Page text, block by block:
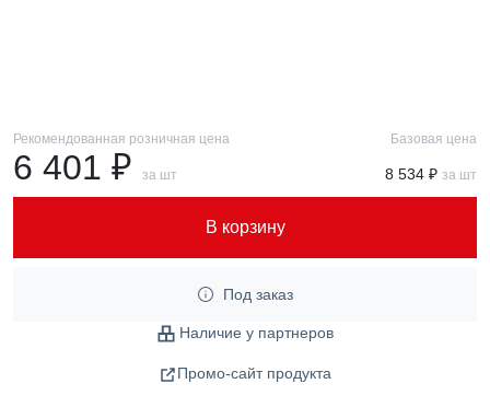
Рекомендованная розничная цена
6 401 ₽ за шт
Базовая цена
8 534 ₽ за шт
В корзину
Под заказ
Наличие у партнеров
Промо-сайт продукта